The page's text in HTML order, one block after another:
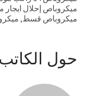
ميكروباص إحلال
ميكروباص قسط,
حول الكاتب